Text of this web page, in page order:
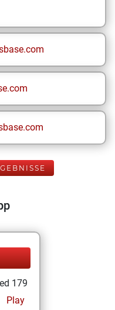
179
Play